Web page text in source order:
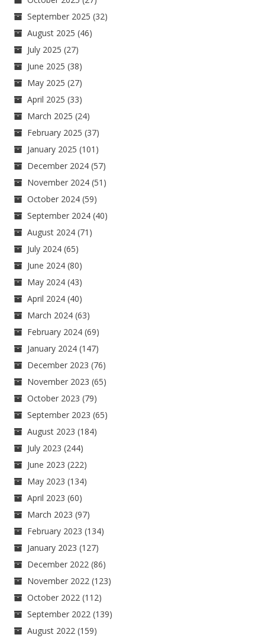
September 2025 (32)
August 2025 (46)
July 2025 (27)
June 2025 (38)
May 2025 (27)
April 2025 (33)
March 2025 (24)
February 2025 (37)
January 2025 (101)
December 2024 (57)
November 2024 (51)
October 2024 (59)
September 2024 (40)
August 2024 (71)
July 2024 (65)
June 2024 (80)
May 2024 (43)
April 2024 (40)
March 2024 (63)
February 2024 (69)
January 2024 (147)
December 2023 (76)
November 2023 (65)
October 2023 (79)
September 2023 (65)
August 2023 (184)
July 2023 (244)
June 2023 (222)
May 2023 (134)
April 2023 (60)
March 2023 (97)
February 2023 (134)
January 2023 (127)
December 2022 (86)
November 2022 (123)
October 2022 (112)
September 2022 (139)
August 2022 (159)